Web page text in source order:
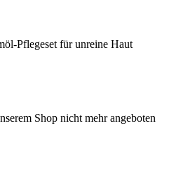
Pflegeset für unreine Haut
Shop nicht mehr angeboten